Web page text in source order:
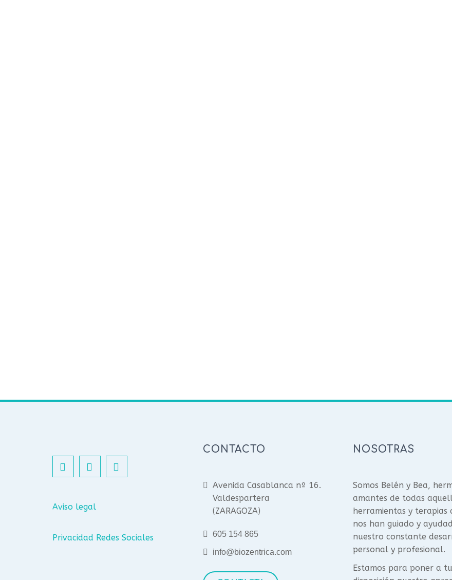
Aviso legal
Privacidad Redes Sociales
CONTACTO
Avenida Casablanca nº 16.
Valdespartera
(ZARAGOZA)
605 154 865
info@biozentrica.com
NOSOTRAS
Somos Belén y Bea,
amantes de todas
herramientas y terapias
nos han guiado y
nuestro constante
personal y profesional.
Estamos para poner a tu